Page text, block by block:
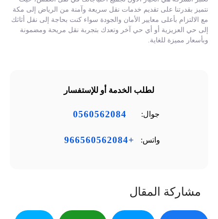
نتميز بقدرتنا على تقديم خدمات نقل سريعة وآمنة من الرياض إلى مكة
مع الالتزام بأعلى معايير الأمان والجودة سواء كنت بحاجة إلى نقل أثاثك
إلى حي العزيزية أو أي حي آخر وتعدك بتجربة نقل مريحة ومضمونة
وبأسعار مميزة للغاية.
لطلب الخدمة أو للإستفسار
جوال: 0560562084
واتس: +966560562084
مشاركة المقال